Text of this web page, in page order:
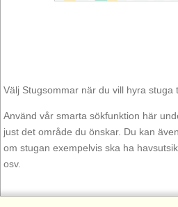
Välj Stugsommar när du vill hyra stuga
Använd vår smarta sökfunktion här
just det område du önskar. Du kan
om stugan exempelvis ska ha
osv.